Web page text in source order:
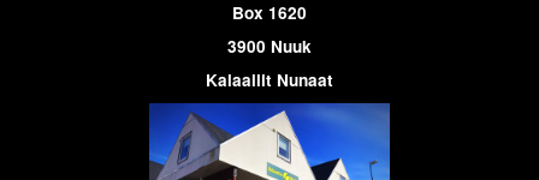
Box 1620
3900 Nuuk
Kalaallit Nunaat